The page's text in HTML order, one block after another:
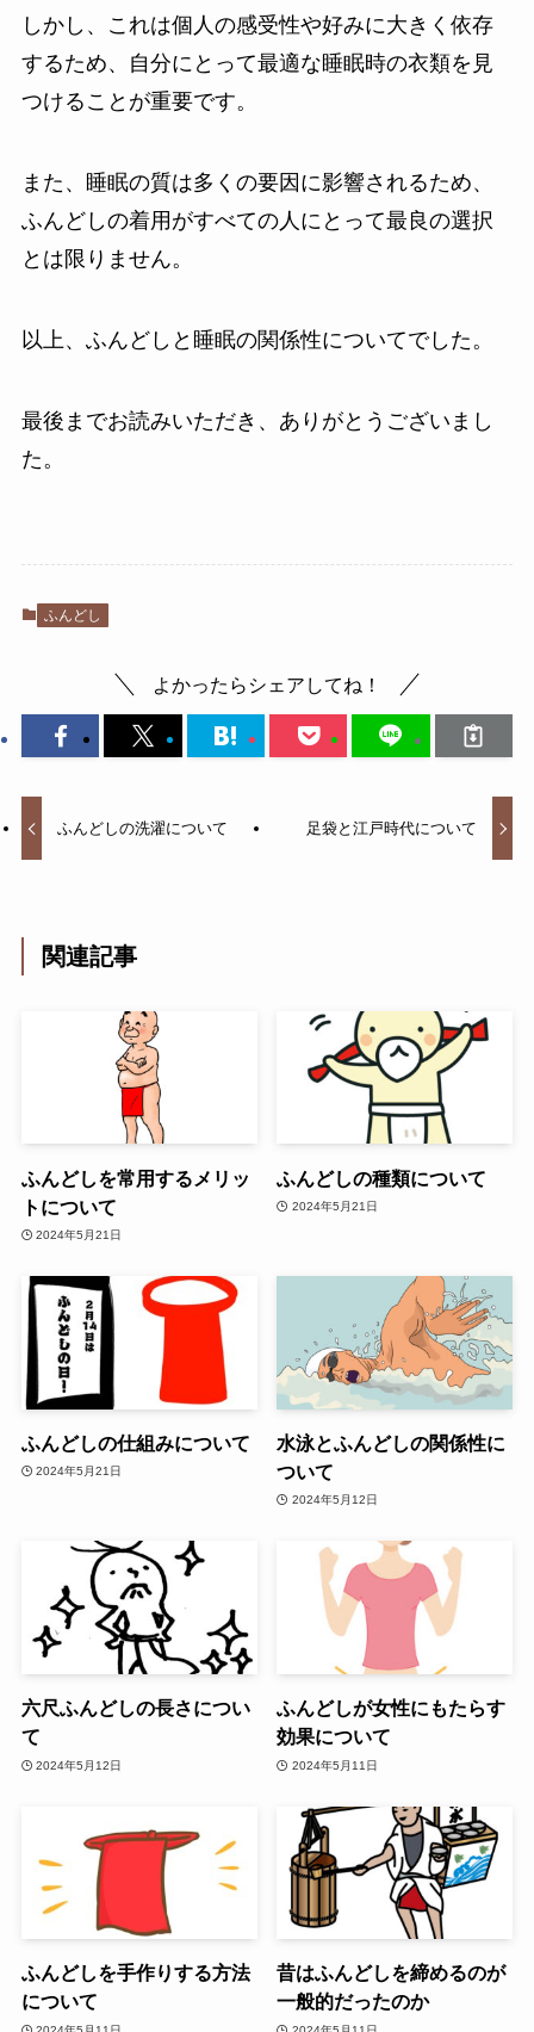
しかし、これは個人の感受性や好みに大きく依存
するため、自分にとって最適な睡眠時の衣類を見
つけることが重要です。
また、睡眠の質は多くの要因に影響されるため、
ふんどしの着用がすべての人にとって最良の選択
とは限りません。
以上、ふんどしと睡眠の関係性についてでした。
最後までお読みいただき、ありがとうございまし
た。
ふんどし
よかったらシェアしてね！
ふんどしの洗濯について 足袋と江戸時代について
関連記事
ふんどしを常用するメリッ
トについて
2024年5月21日
ふんどしの種類について
2024年5月21日
ふんどしの仕組みについて
2024年5月21日
水泳とふんどしの関係性に
ついて
2024年5月12日
六尺ふんどしの長さについ
て
2024年5月12日
ふんどしが女性にもたらす
効果について
2024年5月11日
ふんどしを手作りする方法
について
昔はふんどしを締めるのが
一般的だったのか